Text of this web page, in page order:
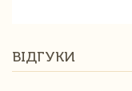
ВІДГУКИ